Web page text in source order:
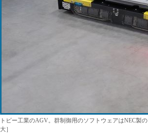
トピー工業のAGV。群制御用のソフトウェアはNEC製
大］